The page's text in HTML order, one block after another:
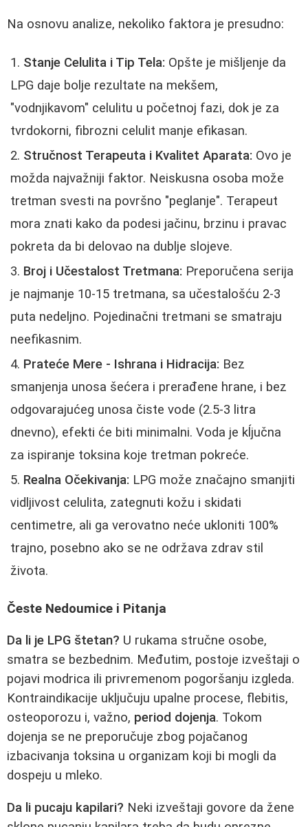
Na osnovu analize, nekoliko faktora je presudno:
Stanje Celulita i Tip Tela: Opšte je mišljenje da
LPG daje bolje rezultate na mekšem,
"vodnjikavom" celulitu u početnoj fazi, dok je za
tvrdokorni, fibrozni celulit manje efikasan.
Stručnost Terapeuta i Kvalitet Aparata: Ovo je
možda najvažniji faktor. Neiskusna osoba može
tretman svesti na površno "peglanje". Terapeut
mora znati kako da podesi jačinu, brzinu i pravac
pokreta da bi delovao na dublje slojeve.
Broj i Učestalost Tretmana: Preporučena serija
je najmanje 10-15 tretmana, sa učestalošću 2-3
puta nedeljno. Pojedinačni tretmani se smatraju
neefikasnim.
Prateće Mere - Ishrana i Hidracija: Bez
smanjenja unosa šećera i prerađene hrane, i bez
odgovarajućeg unosa čiste vode (2.5-3 litra
dnevno), efekti će biti minimalni. Voda je kĺjučna
za ispiranje toksina koje tretman pokreće.
Realna Očekivanja: LPG može značajno smanjiti
vidljivost celulita, zategnuti kožu i skidati
centimetre, ali ga verovatno neće ukloniti 100%
trajno, posebno ako se ne održava zdrav stil
života.
Česte Nedoumice i Pitanja
Da li je LPG štetan? U rukama stručne osobe,
smatra se bezbednim. Međutim, postoje izveštaji o
pojavi modrica ili privremenom pogoršanju izgleda.
Kontraindikacije uključuju upalne procese, flebitis,
osteoporozu i, važno, period dojenja. Tokom
dojenja se ne preporučuje zbog pojačanog
izbacivanja toksina u organizam koji bi mogli da
dospeju u mleko.
Da li pucaju kapilari? Neki izveštaji govore da žene